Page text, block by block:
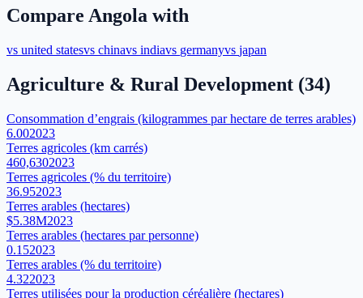
Compare Angola with
vs united statesvs chinavs indiavs germanyvs japan
Agriculture & Rural Development (34)
Consommation d’engrais (kilogrammes par hectare de terres arables)
6.002023
Terres agricoles (km carrés)
460,6302023
Terres agricoles (% du territoire)
36.952023
Terres arables (hectares)
$5.38M2023
Terres arables (hectares par personne)
0.152023
Terres arables (% du territoire)
4.322023
Terres utilisées pour la production céréalière (hectares)